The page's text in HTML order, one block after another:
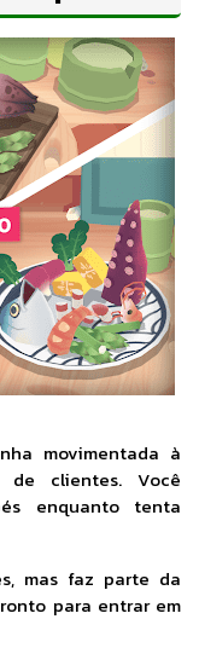
movimentada à
de clientes. Você
enquanto tenta
mas faz parte da
para entrar em